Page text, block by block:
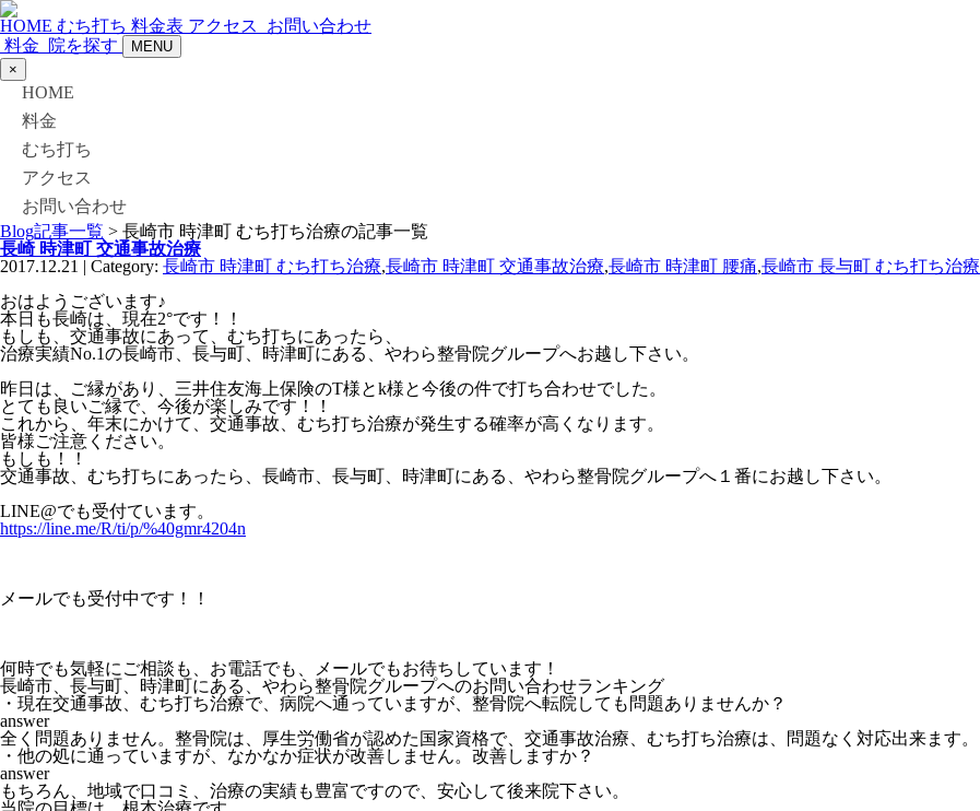
HOME むち打ち 料金表 アクセス
お問い合わせ
料金
院を探す
MENU
×
HOME
料金
むち打ち
アクセス
お問い合わせ
Blog記事一覧 > 長崎市 時津町 むち打ち治療の記事一覧
長崎 時津町 交通事故治療
2017.12.21 | Category: 長崎市 時津町 むち打ち治療,長崎市 時津町 交通事故治療,長崎市 時津町 腰痛,長崎市 長与町 むち打ち治療
おはようございます♪
本日も長崎は、現在2°です！！
もしも、交通事故にあって、むち打ちにあったら、
治療実績No.1の長崎市、長与町、時津町にある、やわら整骨院グループへお越し下さい。
昨日は、ご縁があり、三井住友海上保険のT様とk様と今後の件で打ち合わせでした。
とても良いご縁で、今後が楽しみです！！
これから、年末にかけて、交通事故、むち打ち治療が発生する確率が高くなります。
皆様ご注意ください。
もしも！！
交通事故、むち打ちにあったら、長崎市、長与町、時津町にある、やわら整骨院グループへ１番にお越し下さい。
LINE@でも受付ています。
https://line.me/R/ti/p/%40gmr4204n
メールでも受付中です！！
何時でも気軽にご相談も、お電話でも、メールでもお待ちしています！
長崎市、長与町、時津町にある、やわら整骨院グループへのお問い合わせランキング
・現在交通事故、むち打ち治療で、病院へ通っていますが、整骨院へ転院しても問題ありませんか？
answer
全く問題ありません。整骨院は、厚生労働省が認めた国家資格で、交通事故治療、むち打ち治療は、問題なく対応出来ます。
・他の処に通っていますが、なかなか症状が改善しません。改善しますか？
answer
もちろん、地域で口コミ、治療の実績も豊富ですので、安心して後来院下さい。